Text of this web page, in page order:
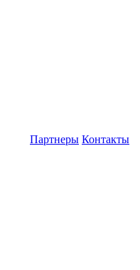
Партнеры Контакты